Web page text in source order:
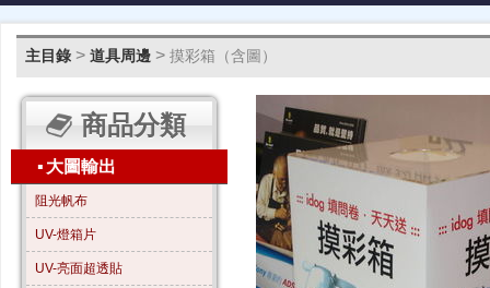
主目錄 > 道具周邊 > 摸彩箱（含圖）
商品分類
▪ 大圖輸出
阻光帆布
UV-燈箱片
UV-亮面超透貼